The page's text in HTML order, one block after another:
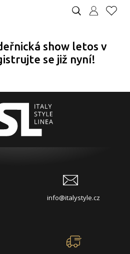
show letos v
se již nyní!
info@italystyle.cz